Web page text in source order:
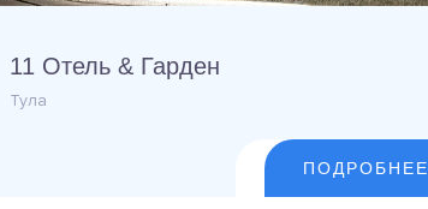
11 Отель & Гарден
Тула
ПОДРОБНЕЕ